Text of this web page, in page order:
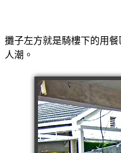
攤子左方就是騎樓下的用
人潮。